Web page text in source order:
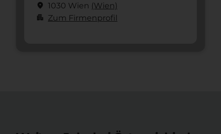
location_on 1030 Wien (Wien)
apartment Zum Firmenprofil